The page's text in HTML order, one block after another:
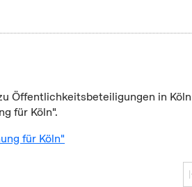
Öffentlichkeitsbeteiligungen in
für Köln".
für Köln"